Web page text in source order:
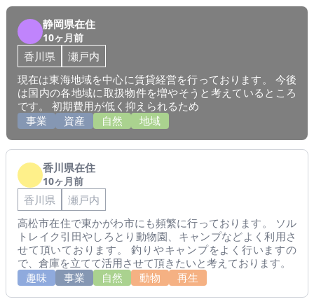
静岡県在住
10ヶ月前
香川県
瀬戸内
現在は東海地域を中心に賃貸経営を行っております。 今後
は国内の各地域に取扱物件を増やそうと考えているところ
です。 初期費用が低く抑えられるため
事業
資産 自然 地域
香川県在住
10ヶ月前
香川県
瀬戸内
高松市在住で東かがわ市にも頻繁に行っております。 ソル
トレイク引田やしろとり動物園、キャンプなどよく利用さ
せて頂いております。 釣りやキャンプをよく行いますの
で、倉庫を立てて活用させて頂きたいと考えております。
趣味
事業 自然 動物 再生